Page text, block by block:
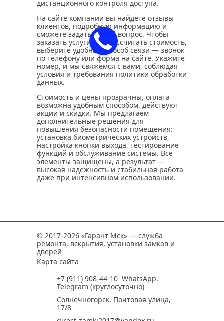
дистанционного контроля доступа.
На сайте компании вы найдете отзывы
клиентов, подробную информацию и
сможете задать любой вопрос. Чтобы
заказать услуги или рассчитать стоимость,
выберите удобный способ связи — звонок
по телефону или форма на сайте. Укажите
номер, и мы свяжемся с вами, соблюдая
условия и требования политики обработки
данных.
Стоимость и цены прозрачны, оплата
возможна удобным способом, действуют
акции и скидки. Мы предлагаем
дополнительные решения для
повышения безопасности помещения:
установка биометрических устройств,
настройка кнопки выхода, тестирование
функций и обслуживание системы. Все
элементы защищены, а результат —
высокая надежность и стабильная работа
даже при интенсивном использовании.
© 2017-2026 «Гарант Мск» — служба
ремонта, вскрытия, установки замков и
дверей
Карта сайта
+7 (911) 908-44-10 WhatsApp,
Telegram (круглосуточно)
Солнечногорск, Почтовая улица,
17/8